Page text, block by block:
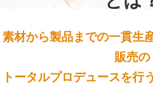
素材から製品までの一貫生
販売の
トータルプロデュースを行